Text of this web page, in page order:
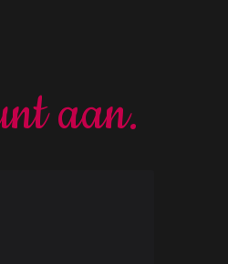
aan.